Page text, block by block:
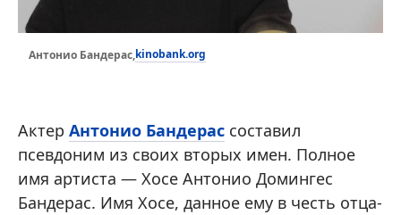
Антонио Бандерас,kinobank.org
Актер Антонио Бандерас составил
псевдоним из своих вторых имен. Полное
имя артиста — Хосе Антонио Домингес
Бандерас. Имя Хосе, данное ему в честь отца-